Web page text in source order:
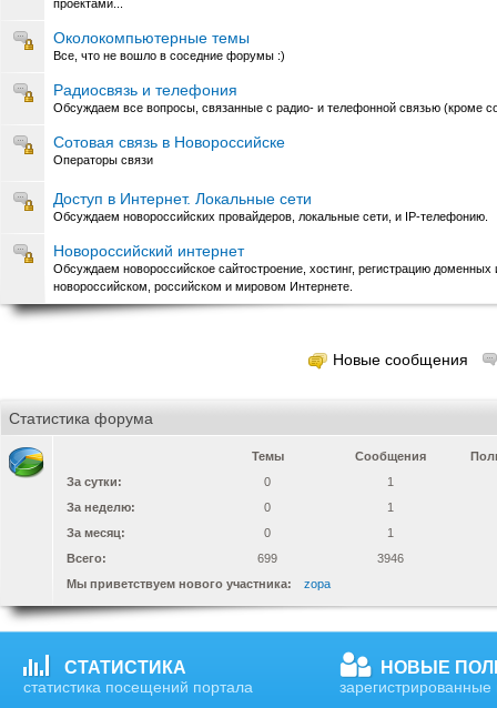
проектами...
Околокомпьютерные темы
Все, что не вошло в соседние форумы :)
Радиосвязь и телефония
Обсуждаем все вопросы, связанные с радио- и телефонной связью (кроме
Сотовая связь в Новороссийске
Операторы связи
Доступ в Интернет. Локальные сети
Обсуждаем новороссийских провайдеров, локальные сети, и IP-телефонию.
Новороссийский интернет
Обсуждаем новороссийское сайтостроение, хостинг, регистрацию
новороссийском, российском и мировом Интернете.
Новые сообщения
Статистика форума
Темы Сообщения
За сутки:
0
1
За неделю:
0
1
За месяц:
0
1
Всего:
699
3946
Мы приветствуем нового участника:
zopa
СТАТИСТИКА
статистика посещений портала
НОВЫЕ
зарегистрированные